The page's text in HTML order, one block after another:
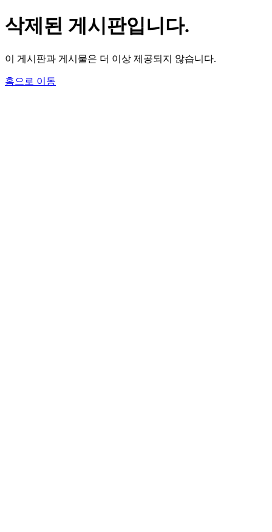
삭제된 게시판입니다.
이 게시판과 게시물은 더 이상 제공되지 않습니다.
홈으로 이동